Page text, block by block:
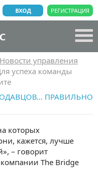
РЕГИСТРАЦИЯ
ВХОД
Новости управления
успеха команды
ПРАВИЛЬНО
которых
кажется, лучше
– говорит
The Bridge